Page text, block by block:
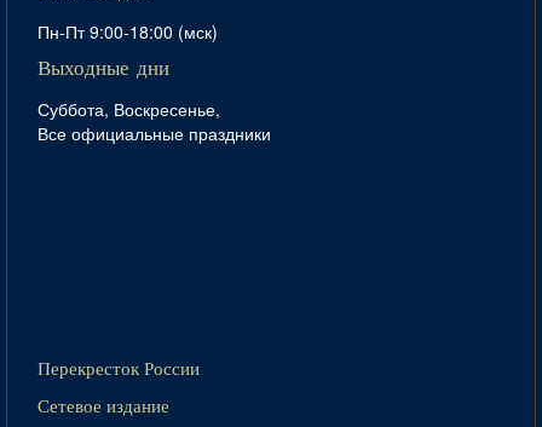
Пн-Пт 9:00-18:00 (мск)
Выходные дни
Суббота, Воскресенье,
Все официальные праздники
Перекресток России
Сетевое издание